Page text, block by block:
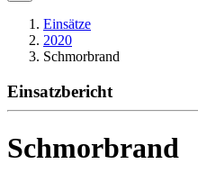
Einsätze
2020
Schmorbrand
Einsatzbericht
Schmorbrand